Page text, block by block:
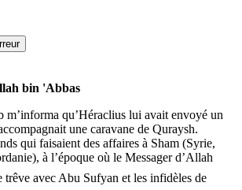
bin 'Abbas
qu’Héraclius lui avait envoyé un
une caravane de Quraysh.
qui faisaient des affaires à Sham (Syrie,
à l’époque où le Messager d’Allah